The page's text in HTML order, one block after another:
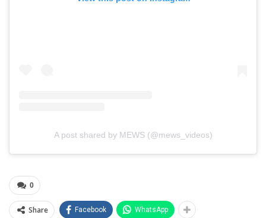
A post shared by MEWS (@mews_videos)
0
Share Facebook WhatsApp